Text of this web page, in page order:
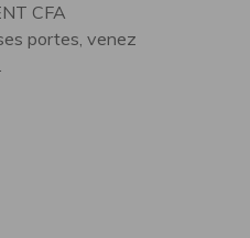
CFA
portes, venez